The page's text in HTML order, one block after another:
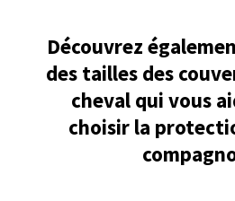
Découvrez
des tailles des
cheval qui vous
choisir la